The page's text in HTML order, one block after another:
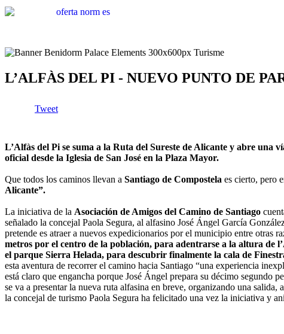
L’ALFÀS DEL PI - NUEVO PUNTO DE
Tweet
L’Alfàs del Pi se suma a la Ruta del Sureste de Alicante y abre una
oficial desde la Iglesia de San José en la Plaza Mayor.
Que todos los caminos llevan a Santiago de Compostela es cierto, pero
Alicante”.
La iniciativa de la Asociación de Amigos del Camino de Santiago
señalado la concejal Paola Segura, al alfasino José Ángel García
pretende es atraer a nuevos expedicionarios por el municipio entre otras
metros por el centro de la población, para adentrarse a la altura de
el parque Sierra Helada, para descubrir finalmente la cala de
esta aventura de recorrer el camino hacia Santiago “una experiencia
está claro que engancha porque José Ángel prepara su décimo segundo
se va a presentar la nueva ruta alfasina en breve, organizando una
la concejal de turismo Paola Segura ha felicitado una vez la iniciativa y